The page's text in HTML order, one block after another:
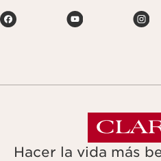
Hacer la vida más